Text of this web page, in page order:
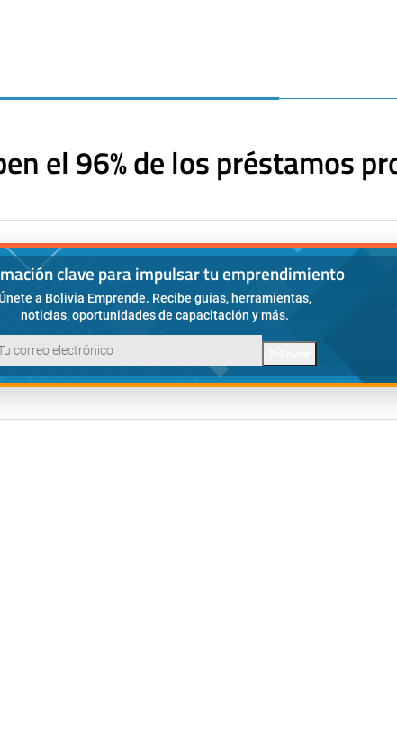
el 96% de los préstamos
clave para impulsar tu emprendimiento
a Bolivia Emprende. Recibe guías, herramientas,
noticias, oportunidades de capacitación y más.